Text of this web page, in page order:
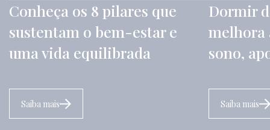
Conheça os 8 pilares que
sustentam o bem-estar e
uma vida equilibrada
Saiba mais
Dormir
melhora
sono,
Saiba mais